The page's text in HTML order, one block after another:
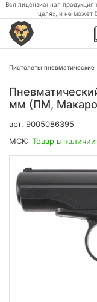
Вся лицензионная
целях, и не может
Пистолеты пневматические
мм (ПМ,
арт. 9005086395
МСК: Товар в наличии